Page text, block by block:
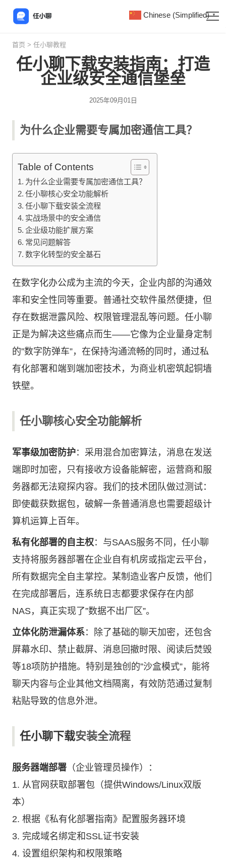
首页 > 任小聊教程
任小聊下载安装指南：打造
企业级安全通信堡垒
2025年09月01日
为什么企业需要专属加密通信工具？
Table of Contents
为什么企业需要专属加密通信工具？
任小聊核心安全功能解析
任小聊下载安装全流程
实战场景中的安全通信
企业级功能扩展方案
常见问题解答
数字化转型的安全基石
在数字化办公成为主流的今天，企业内部的沟通效
率和安全性同等重要。普通社交软件虽然便捷，但
存在数据泄露风险、权限管理混乱等问题。 任小聊
正是为解决这些痛点而生——它像为企业量身定制
的”数字防弹车”，在保持沟通流畅的同时，通过私
有化部署和端到端加密技术，为商业机密筑起铜墙
铁壁。
任小聊核心安全功能解析
军事级加密防护：采用混合加密算法，消息在发送
端即时加密，只有接收方设备能解密，运营商和服
务器都无法窥探内容。我们的技术团队做过测试：
即使截获数据包，破解一条普通消息也需要超级计
算机运算上百年。
私有化部署的自主权：与SAAS服务不同，任小聊
支持将服务器部署在企业自有机房或指定云平台，
所有数据完全自主掌控。某制造业客户反馈，他们
在完成部署后，连系统日志都要求保存在内部
NAS，真正实现了”数据不出厂区”。
立体化防泄漏体系：除了基础的聊天加密，还包含
屏幕水印、禁止截屏、消息回撤时限、阅读后焚毁
等18项防护措施。特别是独创的”沙盒模式”，能将
聊天内容与企业其他文档隔离，有效防范通过复制
粘贴导致的信息外泄。
任小聊下载安装全流程
服务器端部署 （企业管理员操作）：
1. 从官网获取部署包（提供Windows/Linux双版
本）
2. 根据《私有化部署指南》配置服务器环境
3. 完成域名绑定和SSL证书安装
4. 设置组织架构和权限策略
Chinese (Simplified) ▼